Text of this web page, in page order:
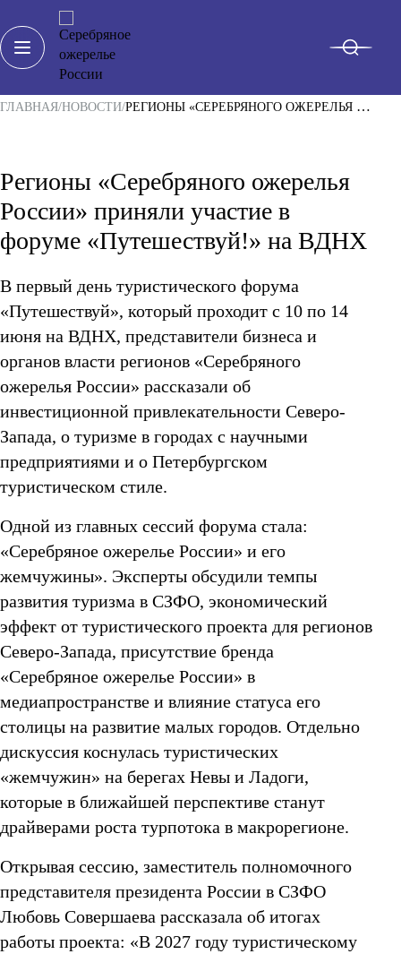
О ПРОЕКТЕ
РЕГИОНЫ
Санкт-Петербург
Вологодская область
Калининградская область
Ленинградская область
Мурманская область
Ненецкий автономный округ
Новгородская область
Республика Карелия
Республика Коми
ТУРЫ И МАРШРУТЫ
НОВОСТИ
ВПЕЧАТЛЕНИЯ
КАЛЕНДАРЬ СОБЫТИЙ
ГЛАВНАЯ НОВОСТИ РЕГИОНЫ «СЕРЕБРЯНОГО ОЖЕРЕЛЬЯ РОССИИ» ПРИНЯЛИ УЧАСТИЕ В ФОРУМЕ «ПУТЕШЕСТВУЙ!» НА ВДНХ
Регионы «Серебряного ожерелья
России» приняли участие в
форуме «Путешествуй!» на ВДНХ
В первый день туристического форума
«Путешествуй», который проходит с 10 по 14
июня на ВДНХ, представители бизнеса и
органов власти регионов «Серебряного
ожерелья России» рассказали об
инвестиционной привлекательности Северо-
Запада, о туризме в городах с научными
предприятиями и о Петербургском
туристическом стиле.
Одной из главных сессий форума стала:
«Серебряное ожерелье России» и его
жемчужины». Эксперты обсудили темпы
развития туризма в СЗФО, экономический
эффект от туристического проекта для регионов
Северо-Запада, присутствие бренда
«Серебряное ожерелье России» в
медиапространстве и влияние статуса его
столицы на развитие малых городов. Отдельно
дискуссия коснулась туристических
«жемчужин» на берегах Невы и Ладоги,
которые в ближайшей перспективе станут
драйверами роста турпотока в макрорегионе.
Открывая сессию, заместитель полномочного
представителя президента России в СЗФО
Любовь Совершаева рассказала об итогах
работы проекта: «В 2027 году туристическому